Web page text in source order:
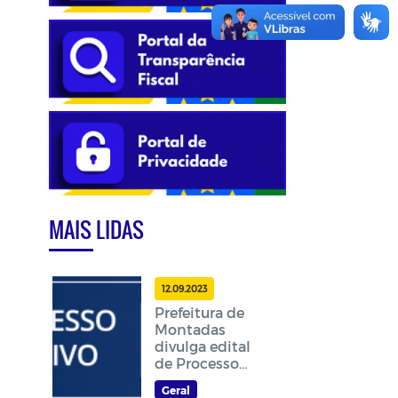
MAIS LIDAS
12.09.2023
Prefeitura de
Montadas
divulga edital
de Processo
Seletivo
Geral